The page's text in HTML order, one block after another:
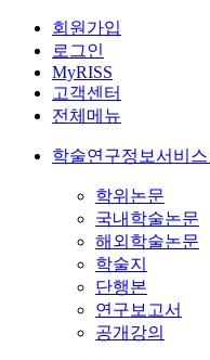
회원가입
로그인
MyRISS
고객센터
전체메뉴
학술연구정보서비스
학위논문
국내학술논문
해외학술논문
학술지
단행본
연구보고서
공개강의